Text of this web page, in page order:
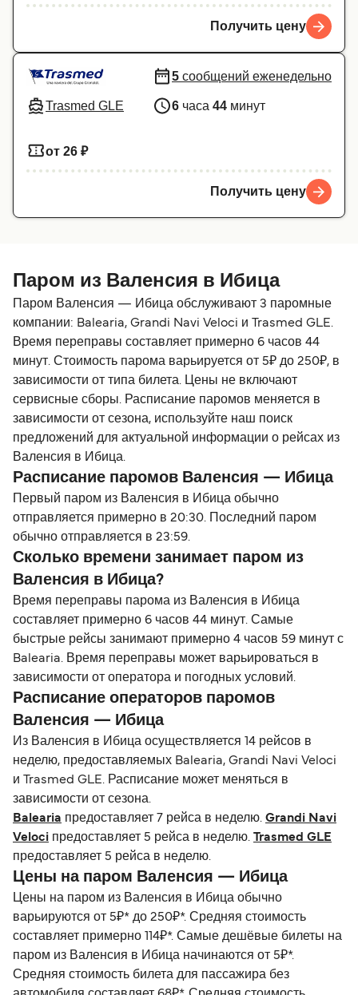
Получить цену
Trasmed GLE
5 сообщений еженедельно
6 часа 44 минут
от 26 ₽
Получить цену
Паром из Валенсия в Ибица
Паром Валенсия — Ибица обслуживают 3 паромные
компании: Balearia, Grandi Navi Veloci и Trasmed GLE.
Время переправы составляет примерно 6 часов 44
минут. Стоимость парома варьируется от 5₽ до 250₽, в
зависимости от типа билета. Цены не включают
сервисные сборы. Расписание паромов меняется в
зависимости от сезона, используйте наш поиск
предложений для актуальной информации о рейсах из
Валенсия в Ибица.
Расписание паромов Валенсия — Ибица
Первый паром из Валенсия в Ибица обычно
отправляется примерно в 20:30. Последний паром
обычно отправляется в 23:59.
Сколько времени занимает паром из
Валенсия в Ибица?
Время переправы парома из Валенсия в Ибица
составляет примерно 6 часов 44 минут. Самые
быстрые рейсы занимают примерно 4 часов 59 минут с
Balearia. Время переправы может варьироваться в
зависимости от оператора и погодных условий.
Расписание операторов паромов
Валенсия — Ибица
Из Валенсия в Ибица осуществляется 14 рейсов в
неделю, предоставляемых Balearia, Grandi Navi Veloci
и Trasmed GLE. Расписание может меняться в
зависимости от сезона.
Balearia предоставляет 7 рейса в неделю. Grandi Navi
Veloci предоставляет 5 рейса в неделю.
Trasmed GLE
предоставляет 5 рейса в неделю.
Цены на паром Валенсия — Ибица
Цены на паром из Валенсия в Ибица обычно
варьируются от 5₽* до 250₽*. Средняя стоимость
составляет примерно 114₽*. Самые дешёвые билеты на
паром из Валенсия в Ибица начинаются от 5₽*.
Средняя стоимость билета для пассажира без